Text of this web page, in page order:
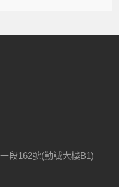
段162號(勤誠大樓B1)